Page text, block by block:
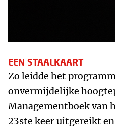
EEN STAALKAART
Zo leidde het
onvermijdelijke
Managementboek van
23ste keer uitgereikt